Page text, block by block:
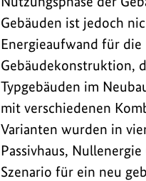
Gebäuden ist jedoch
Energieaufwand für
Gebäudekonstruktion,
Typgebäuden im
mit verschiedenen
Varianten wurden in
Passivhaus,
Szenario für ein neu